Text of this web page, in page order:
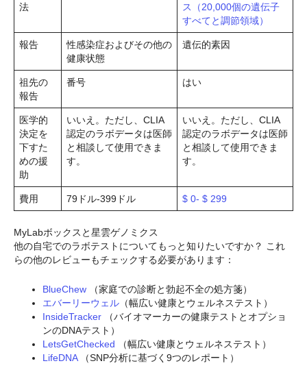
法
ス（20,000個の遺伝子
すべてと調節領域）
報告
性感染症およびその他の
健康状態
遺伝的素因
祖先の
報告
番号 はい
医学的
決定を
下すた
めの援
助
いいえ。ただし、CLIA
認定のラボデータは医師
と相談して使用できま
す。
いいえ。ただし、CLIA
認定のラボデータは医師
と相談して使用できま
す。
費用 79ドル-399ドル $ 0- $ 299
MyLabボックスと星雲ゲノミクス
他の自宅でのラボテストについてもっと知りたいですか？ これ
らの他のレビューもチェックする必要があります：
BlueChew （家庭での診断と勃起不全の処方箋）
エバーリーウェル （幅広い健康とウェルネステスト）
InsideTracker （バイオマーカーの健康テストとオプショ
ンのDNAテスト）
LetsGetChecked （幅広い健康とウェルネステスト）
LifeDNA（SNP分析に基づく9つのレポート）